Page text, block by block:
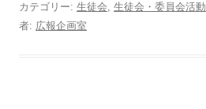
カテゴリー: 生徒会, 生徒会・委員会活動
者: 広報企画室